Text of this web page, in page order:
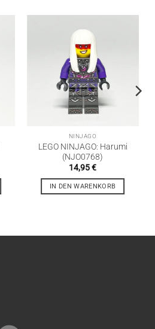
NINJAGO
LEGO NINJAGO: Harumi
(NJO0768)
14,95€
IN DEN WARENKORB